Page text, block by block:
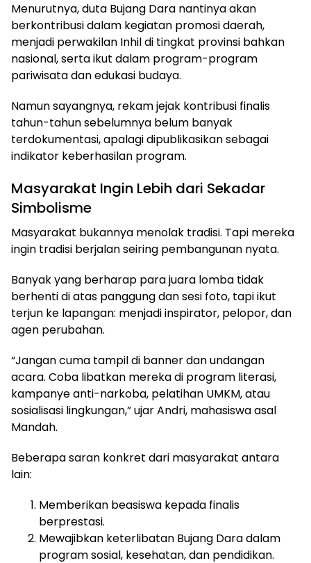
Menurutnya, duta Bujang Dara nantinya akan
berkontribusi dalam kegiatan promosi daerah,
menjadi perwakilan Inhil di tingkat provinsi bahkan
nasional, serta ikut dalam program-program
pariwisata dan edukasi budaya.
Namun sayangnya, rekam jejak kontribusi finalis
tahun-tahun sebelumnya belum banyak
terdokumentasi, apalagi dipublikasikan sebagai
indikator keberhasilan program.
Masyarakat Ingin Lebih dari Sekadar
Simbolisme
Masyarakat bukannya menolak tradisi. Tapi mereka
ingin tradisi berjalan seiring pembangunan nyata.
Banyak yang berharap para juara lomba tidak
berhenti di atas panggung dan sesi foto, tapi ikut
terjun ke lapangan: menjadi inspirator, pelopor, dan
agen perubahan.
“Jangan cuma tampil di banner dan undangan
acara. Coba libatkan mereka di program literasi,
kampanye anti-narkoba, pelatihan UMKM, atau
sosialisasi lingkungan,” ujar Andri, mahasiswa asal
Mandah.
Beberapa saran konkret dari masyarakat antara
lain:
Memberikan beasiswa kepada finalis
berprestasi.
Mewajibkan keterlibatan Bujang Dara dalam
program sosial, kesehatan, dan pendidikan.